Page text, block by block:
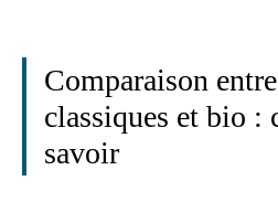
Comparaison
classiques et bio :
savoir